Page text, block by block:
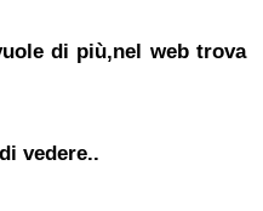
di più,nel web trova
vedere..